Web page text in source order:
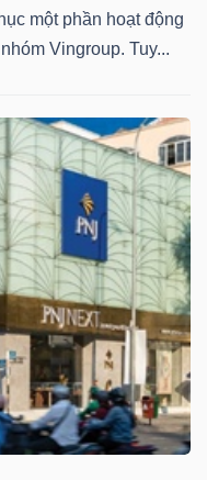
một phần hoạt động
Vingroup. Tuy...